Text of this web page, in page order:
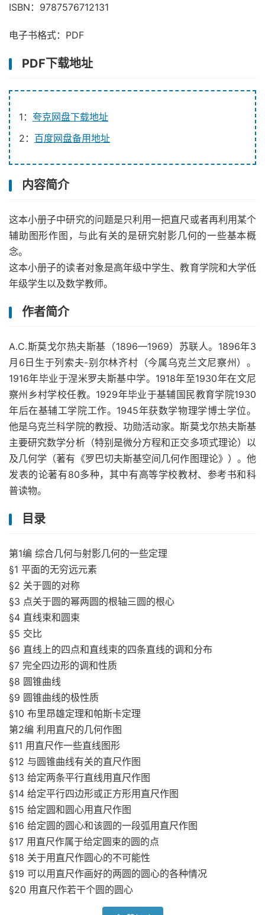
ISBN：9787576712131
电子书格式：PDF
PDF下载地址
1： 夸克网盘下载地址
2： 百度网盘备用地址
内容简介
这本小册子中研究的问题是只利用一把直尺或者再利用某个
辅助图形作图，与此有关的是研究射影几何的一些基本概
念。
这本小册子的读者对象是高年级中学生、教育学院和大学低
年级学生以及数学教师。
作者简介
А.С.斯莫戈尔热夫斯基（1896—1969）苏联人。1896年3
月6日生于列索夫-别尔林齐村（今属乌克兰文尼察州）。
1916年毕业于涅米罗夫斯基中学。1918年至1930年在文尼
察州乡村学校任教。1929年毕业于基辅国民教育学院1930
年后在基辅工学院工作。1945年获数学物理学博士学位。
他是乌克兰科学院的教授、功勋活动家。斯莫戈尔热夫斯基
主要研究数学分析（特别是微分方程和正交多项式理论）以
及几何学（著有《罗巴切夫斯基空间几何作图理论》）。他
发表的论著有80多种，其中有高等学校教材、参考书和科
普读物。
目录
第1编 综合几何与射影几何的一些定理
§1 平面的无穷远元素
§2 关于圆的对称
§3 点关于圆的幂两圆的根轴三圆的根心
§4 直线束和圆束
§5 交比
§6 直线上的四点和直线束的四条直线的调和分布
§7 完全四边形的调和性质
§8 圆锥曲线
§9 圆锥曲线的极性质
§10 布里昂雄定理和帕斯卡定理
第2编 利用直尺的几何作图
§11 用直尺作一些直线图形
§12 与圆锥曲线有关的直尺作图
§13 给定两条平行直线用直尺作图
§14 给定平行四边形或正方形用直尺作图
§15 给定圆和圆心用直尺作图
§16 给定圆的圆心和该圆的一段弧用直尺作图
§17 用直尺作属于给定圆束的圆的点
§18 关于用直尺作圆心的不可能性
§19 可以用直尺作画好的两圆的圆心的各种情况
§20 用直尺作若干个圆的圆心